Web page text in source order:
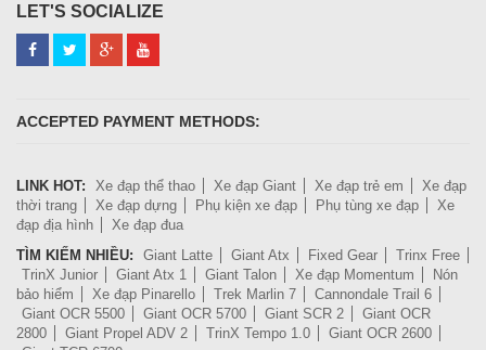
LET'S SOCIALIZE
ACCEPTED PAYMENT METHODS:
LINK HOT: Xe đạp thể thao Xe đạp Giant Xe đạp trẻ em
Xe đạp
thời trang
Xe đạp dựng Phụ kiện xe đạp Phụ tùng xe đạp
Xe
đạp địa hình
Xe đạp đua
TÌM KIẾM NHIỀU:
Giant Latte Giant Atx Fixed Gear
Trinx Free
TrinX Junior
Giant Atx 1 Giant Talon Xe đạp Momentum
Nón
bảo hiểm
Xe đạp Pinarello Trek Marlin 7
Cannondale Trail 6
Giant OCR 5500
Giant OCR 5700 Giant SCR 2
Giant OCR
2800
Giant Propel ADV 2 TrinX Tempo 1.0
Giant OCR 2600